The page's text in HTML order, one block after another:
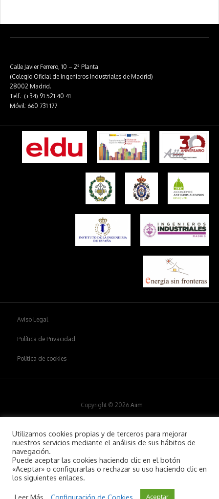
Calle Javier Ferrero, 10 – 2ª Planta
(Colegio Oficial de Ingenieros Industriales de Madrid)
28002 Madrid.
Telf.: (+34) 91 521 40 41
Móvil: 660 731 177
Aviso Legal
Política de Privacidad
Política de cookies
Copyright © 2026 Aiim.
Utilizamos cookies propias y de terceros para mejorar
nuestros servicios mediante el análisis de sus hábitos de
navegación.
Puede aceptar las cookies haciendo clic en el botón
«Aceptar» o configurarlas o rechazar su uso haciendo clic en
los siguientes enlaces.
Leer Más Configuración de Cookies Aceptar